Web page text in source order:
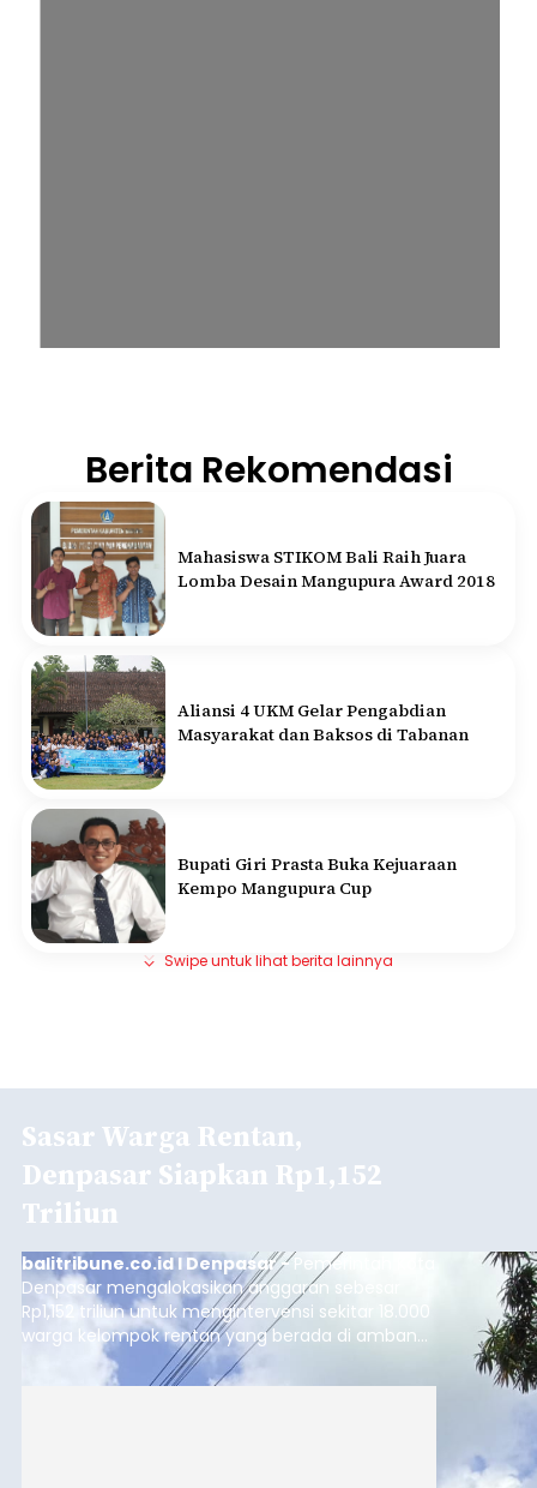
Berita Rekomendasi
Mahasiswa STIKOM Bali Raih Juara
Lomba Desain Mangupura Award 2018
Aliansi 4 UKM Gelar Pengabdian
Masyarakat dan Baksos di Tabanan
Bupati Giri Prasta Buka Kejuaraan
Kempo Mangupura Cup
Swipe untuk lihat berita lainnya
Sasar Warga Rentan,
Denpasar Siapkan Rp1,152
Triliun
balitribune.co.id I Denpasar -Pemerintah Kota
Denpasar mengalokasikan anggaran sebesar
Rp1,152 triliun untuk mengintervensi sekitar 18.000
warga kelompok rentan yang berada di ambang
garis kemiskinan. Langkah strategis ini diambil
guna menjaga masyarakat yang berada pada